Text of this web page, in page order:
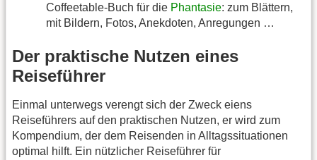
Coffeetable-Buch für die Phantasie: zum Blättern,
mit Bildern, Fotos, Anekdoten, Anregungen …
Der praktische Nutzen eines
Reiseführer
Einmal unterwegs verengt sich der Zweck eiens
Reiseführers auf den praktischen Nutzen, er wird zum
Kompendium, der dem Reisenden in Alltagssituationen
optimal hilft. Ein nützlicher Reiseführer für